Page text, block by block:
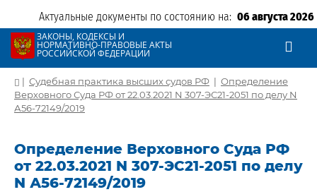
Актуальные документы по состоянию на: 06 августа 2026
ЗАКОНЫ, КОДЕКСЫ И
НОРМАТИВНО-ПРАВОВЫЕ АКТЫ
РОССИЙСКОЙ ФЕДЕРАЦИИ
| Судебная практика высших судов РФ | Определение
Верховного Суда РФ от 22.03.2021 N 307-ЭС21-2051 по делу N
А56-72149/2019
Определение Верховного Суда РФ
от 22.03.2021 N 307-ЭС21-2051 по делу
N А56-72149/2019